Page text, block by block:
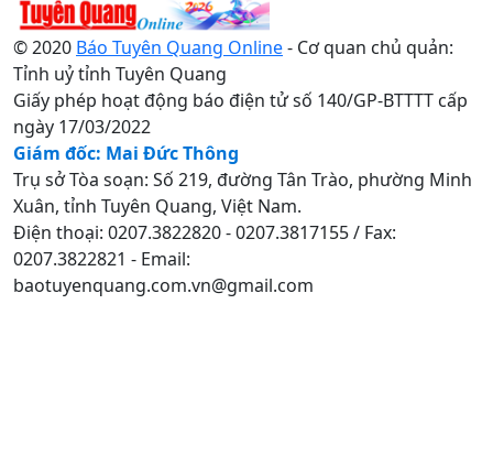
© 2020 Báo Tuyên Quang Online- Cơ quan chủ quản:
Tỉnh uỷ tỉnh Tuyên Quang
Giấy phép hoạt động báo điện tử số 140/GP-BTTTT cấp
ngày 17/03/2022
Giám đốc: Mai Đức Thông
Trụ sở Tòa soạn: Số 219, đường Tân Trào, phường Minh
Xuân, tỉnh Tuyên Quang, Việt Nam.
Điện thoại: 0207.3822820 - 0207.3817155 / Fax:
0207.3822821 - Email:
baotuyenquang.com.vn@gmail.com